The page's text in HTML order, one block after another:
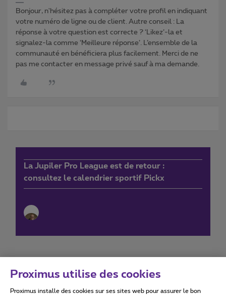
Bonjour, n'hésitez pas à compléter votre profil en indiquant
votre numéro de ligne ou de client. Autre conseil : La
réponse à votre question est correcte ? ‘Likez’-la et
signalez-la comme ‘Meilleure réponse’. L’ensemble de la
communauté en bénéficiera plus facilement. Merci de ne
pas me contacter en message privé sauf à ma demande.
La Jupiler Pro League est de retour :
consultez le calendrier sportif Pickx
Proximus utilise des cookies
Proximus installe des cookies sur ses sites web pour assurer le bon